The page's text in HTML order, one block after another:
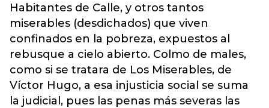
Habitantes de Calle, y otros tantos
miserables (desdichados) que viven
confinados en la pobreza, expuestos al
rebusque a cielo abierto. Colmo de males,
como si se tratara de Los Miserables, de
Víctor Hugo, a esa injusticia social se suma
la judicial, pues las penas más severas las